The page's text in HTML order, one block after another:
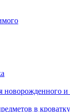
и
в кроватку